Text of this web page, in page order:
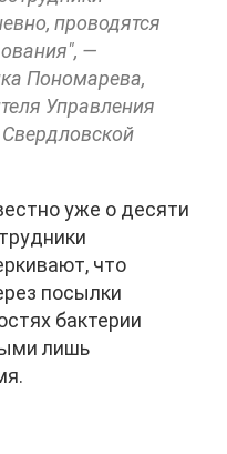
проводятся
—
Пономарева,
Управления
уже о десяти
что
посылки
бактерии
лишь